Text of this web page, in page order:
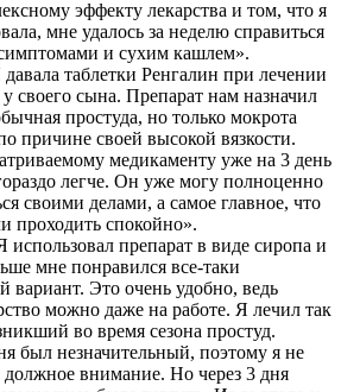
эффекту лекарства и том, что я
мне удалось за неделю справиться
и сухим кашлем».
давала таблетки Ренгалин при лечении
своего сына. Препарат нам назначил
простуда, но только мокрота
причине своей высокой вязкости.
медикаменту уже на 3 день
легче. Он уже могу полноценно
своими делами, а самое главное, что
проходить спокойно».
использовал препарат в виде сиропа и
мне понравился все-таки
вариант. Это очень удобно, ведь
можно даже на работе. Я лечил так
во время сезона простуд.
был незначительный, поэтому я не
должное внимание. Но через 3 дня